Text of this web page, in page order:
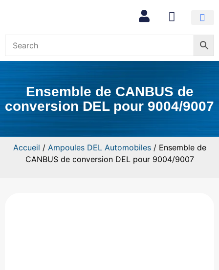
Ensemble de CANBUS de
conversion DEL pour 9004/9007
Accueil / Ampoules DEL Automobiles/ Ensemble de
CANBUS de conversion DEL pour 9004/9007